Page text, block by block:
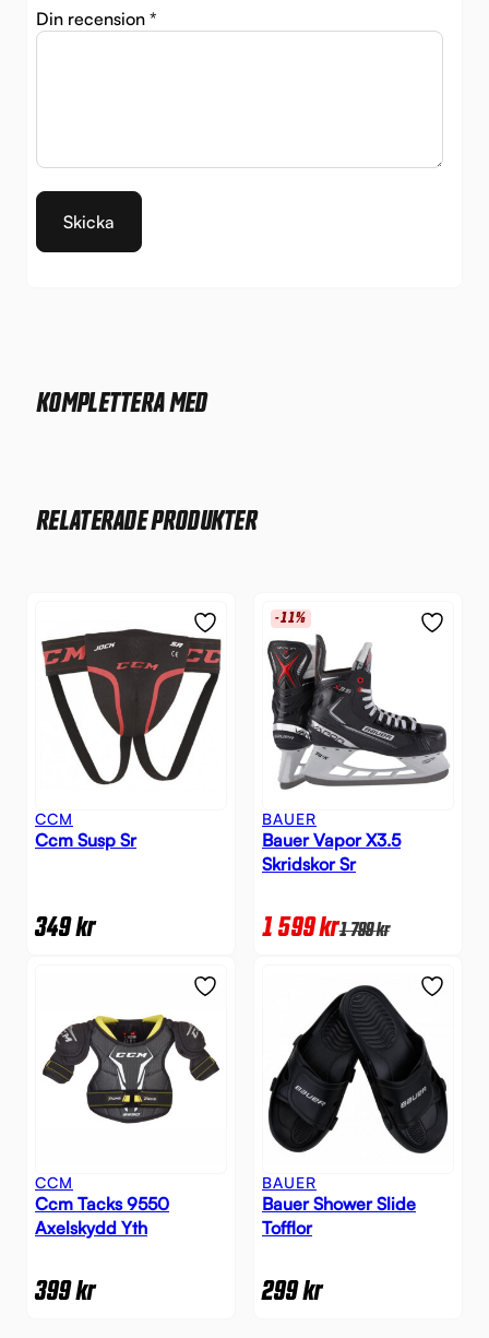
Din recension *
KOMPLETTERA MED
RELATERADE PRODUKTER
CCM
Ccm Susp Sr
349kr
-11%
BAUER
Bauer Vapor X3.5
Skridskor Sr
1 599kr1 799kr
CCM
Ccm Tacks 9550
Axelskydd Yth
399kr
BAUER
Bauer Shower Slide
Tofflor
299kr